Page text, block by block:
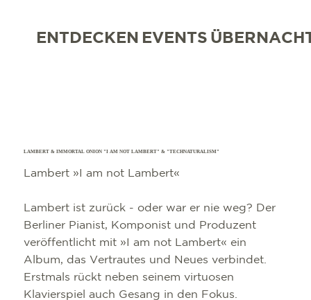
ENTDECKEN EVENTS
LAMBERT & IMMORTAL ONION "I AM NOT LAMBERT" & "TECHNATURALISM"
Lambert »I am not Lambert«
Lambert ist zurück - oder war er nie weg? Der
Berliner Pianist, Komponist und Produzent
veröffentlicht mit »I am not Lambert« ein
Album, das Vertrautes und Neues verbindet.
Erstmals rückt neben seinem virtuosen
Klavierspiel auch Gesang in den Fokus.